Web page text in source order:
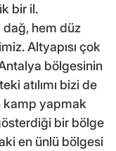
bir il.
hem düz
Altyapısı çok
bölgesinin
atılımı bizi de
kamp yapmak
bir bölge
en ünlü bölgesi